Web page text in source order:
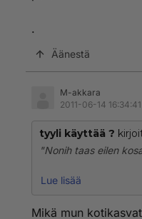
.
Äänestä
M-akkara
2011-06-14 16:34:41
tyyli käyttää ?
"Nonih taas eilen
toisilla ne hajoilee
Lue lisää
Mikä mun